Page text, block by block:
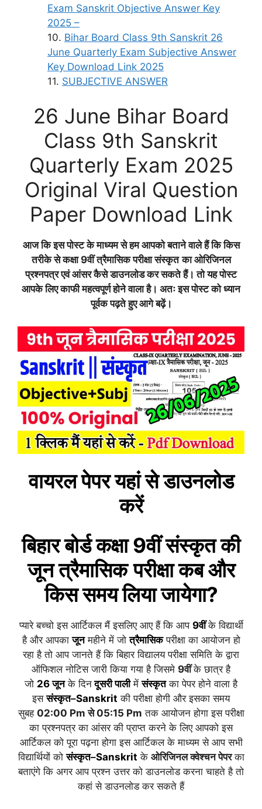
Exam Sanskrit Objective Answer Key
2025 –
Bihar Board Class 9th Sanskrit 26
June Quarterly Exam Subjective Answer
Key Download Link 2025
SUBJECTIVE ANSWER
26 June Bihar Board
Class 9th Sanskrit
Quarterly Exam 2025
Original Viral Question
Paper Download Link
आज कि इस पोस्ट के माध्यम से हम आपको बताने वाले हैं कि किस
तरीके से कक्षा 9वीं त्रैमासिक परीक्षासंस्कृत का ओरिजिनल
प्रश्नपत्र एवं आंसर कैसे डाउनलोड कर सकते हैं। तो यह पोस्ट
आपके लिए काफी महत्वपूर्ण होने वाला है। अतः इस पोस्ट को ध्यान
पूर्वक पढ़ते हुए आगे बढ़ें।
वायरल पेपर यहां से डाउनलोड
करें
बिहार बोर्ड कक्षा 9वींसंस्कृतकी
जून त्रैमासिक परीक्षा कब और
किस समय लिया जायेगा?
प्यारे बच्चो इस आर्टिकल मैं इसलिए आए हैं कि आप 9वीं के विद्यार्थी
है और आपकाजूनमहीने में जोत्रैमासिकपरीक्षा का आयोजन हो
रहा है तो आप जानते हैं कि बिहार विद्यालय परीक्षा समिति के द्वारा
ऑफिशल नोटिस जारी किया गया है जिसमे 9वींके छात्र है
जो 26 जूनके दिनदूसरीपालीमेंसंस्कृतका पेपर होने वाला है
इससंस्कृत–Sanskrit की परीक्षा होगी और इसका समय
सुबह 02:00 Pm से 05:15 Pm तक आयोजन होगा इस परीक्षा
का प्रश्नपत्र का आंसर की प्राप्त करने के लिए आपको इस
आर्टिकल को पूरा पढ़ना होगा इस आर्टिकल के माध्यम से आप सभी
विद्यार्थियों कोसंस्कृत–Sanskrit के ओरिजिनल क्वेश्चन पेपरका
बताएंगे कि अगर आप प्रश्न उत्तर को डाउनलोड करना चाहते है तो
कहां से डाउनलोड कर सकते हैं